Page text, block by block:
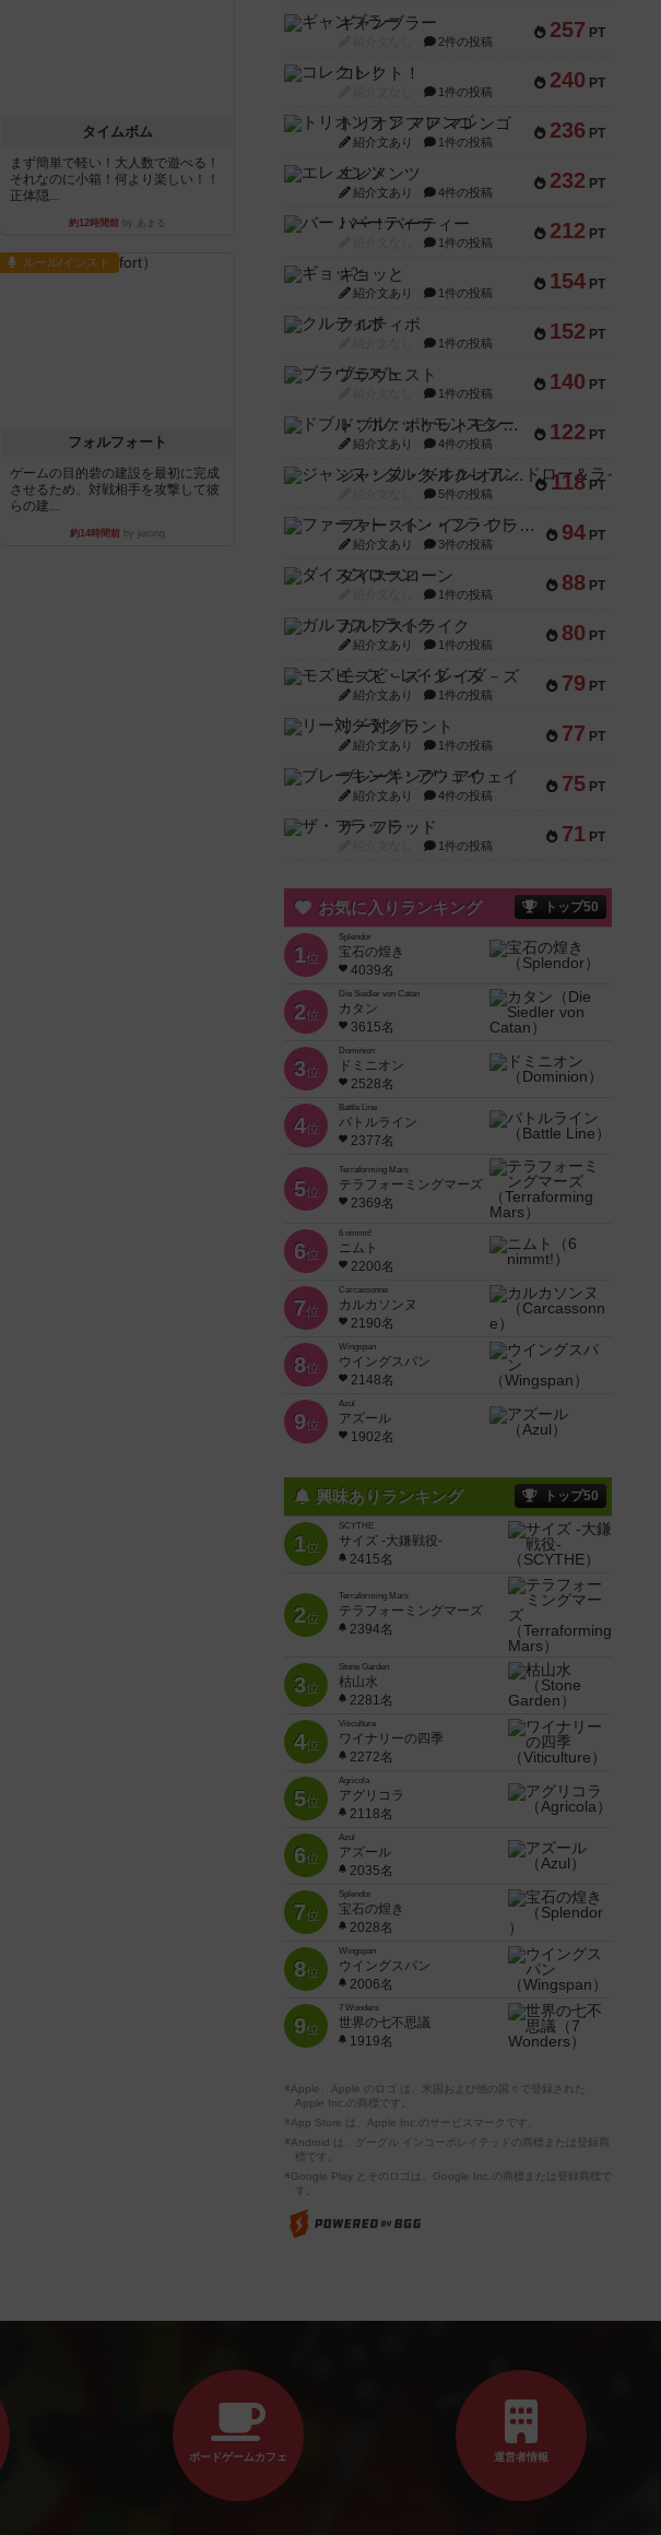
タイムボム
まず簡単で軽い！大人数で遊べる！
それなのに小箱！何より楽しい！！
正体隠...
約12時間前by あまる
ルール/インスト
フォルフォート
ゲームの目的砦の建設を最初に完成
させるため、対戦相手を攻撃して彼
らの建...
約14時間前by jurong
257 PT
ギャンブラー
2件の投稿
240 PT
コレクト！
1件の投稿
236 PT
トリオンフ ア マレンゴ
紹介文あり 1件の投稿
232 PT
エレメンツ
紹介文あり 4件の投稿
212 PT
バー！パーティー
1件の投稿
154 PT
ギョッと
紹介文あり 1件の投稿
152 PT
クルティボ
1件の投稿
140 PT
ブラヴェスト
1件の投稿
122 PT
ドブル：ポケットモンスター
紹介文あり 4件の投稿
118 PT
ジャンヌ・ダルク-オルレアン ドロー＆ライト
5件の投稿
94 PT
ファースト・イン・フライト
紹介文あり 3件の投稿
88 PT
ダイススローン
1件の投稿
80 PT
ガルフストライク
紹介文あり 1件の投稿
79 PT
モズビ－ズ・レイダ－ズ
紹介文あり 1件の投稿
77 PT
リー対グラント
紹介文あり 1件の投稿
75 PT
ブレーキング・アウェイ
紹介文あり 4件の投稿
71 PT
ザ・フラッド
1件の投稿
お気に入りランキング トップ50
1位
Splendor
宝石の煌き
4039名
2位
Die Siedler von Catan
カタン
3615名
3位
Dominion
ドミニオン
2528名
4位
Battle Line
バトルライン
2377名
5位
Terraforming Mars
テラフォーミングマーズ
2369名
6位
6 nimmt!
ニムト
2200名
7位
Carcassonne
カルカソンヌ
2190名
8位
Wingspan
ウイングスパン
2148名
9位
Azul
アズール
1902名
興味ありランキング トップ50
1位
SCYTHE
サイズ -大鎌戦役-
2415名
2位
Terraforming Mars
テラフォーミングマーズ
2394名
3位
Stone Garden
枯山水
2281名
4位
Viticulture
ワイナリーの四季
2272名
5位
Agricola
アグリコラ
2118名
6位
Azul
アズール
2035名
7位
Splendor
宝石の煌き
2028名
8位
Wingspan
ウイングスパン
2006名
9位
7 Wonders
世界の七不思議
1919名
※Apple、Apple のロゴ は、米国および他の国々で登録された
Apple Inc.の商標です。
※App Store は、Apple Inc.のサービスマークです。
※Android は、グーグル インコーポレイテッドの商標または登録商
標です。
※Google Play とそのロゴは、Google Inc.の商標または登録商標で
す。
ボードゲームカフェ 運営者情報